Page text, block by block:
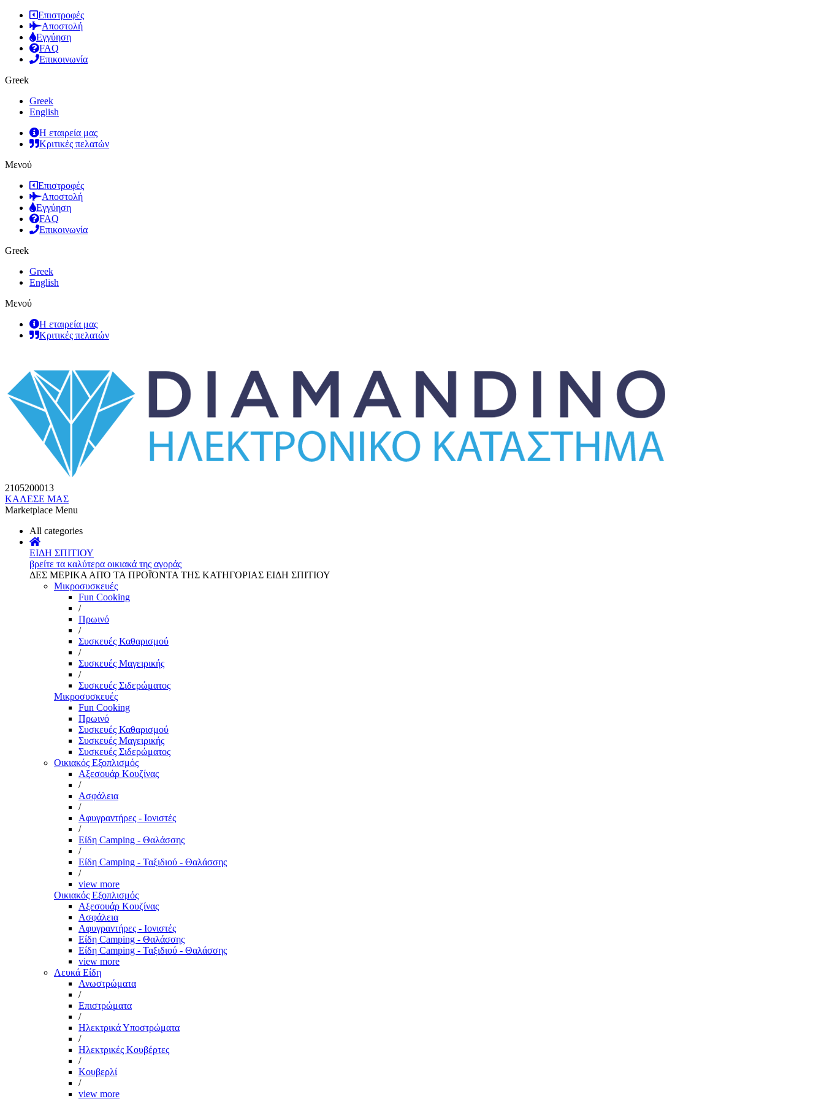
Επιστροφές
Αποστολή
Εγγύηση
FAQ
Επικοινωνία
Greek
Greek
English
Η εταιρεία μας
Κριτικές πελατών
Μενού
Επιστροφές
Αποστολή
Εγγύηση
FAQ
Επικοινωνία
Greek
Greek
English
Μενού
Η εταιρεία μας
Κριτικές πελατών
2105200013
ΚΑΛΕΣΕ ΜΑΣ
Marketplace Menu
All categories
ΕΙΔΗ ΣΠΙΤΙΟΥ
βρείτε τα καλύτερα οικιακά της αγοράς
ΔΕΣ ΜΕΡΙΚΑ ΑΠΌ ΤΑ ΠΡΟΪΌΝΤΑ ΤΗΣ ΚΑΤΗΓΟΡΙΑΣ ΕΙΔΗ ΣΠΙΤΙΟΥ
Μικροσυσκευές
Fun Cooking
/
Πρωινό
/
Συσκευές Καθαρισμού
/
Συσκευές Μαγειρικής
/
Συσκευές Σιδερώματος
Μικροσυσκευές
Fun Cooking
Πρωινό
Συσκευές Καθαρισμού
Συσκευές Μαγειρικής
Συσκευές Σιδερώματος
Οικιακός Εξοπλισμός
Αξεσουάρ Κουζίνας
/
Ασφάλεια
/
Αφυγραντήρες - Ιονιστές
/
Είδη Camping - Θαλάσσης
/
Είδη Camping - Ταξιδιού - Θαλάσσης
/
view more
Οικιακός Εξοπλισμός
Αξεσουάρ Κουζίνας
Ασφάλεια
Αφυγραντήρες - Ιονιστές
Είδη Camping - Θαλάσσης
Είδη Camping - Ταξιδιού - Θαλάσσης
view more
Λευκά Είδη
Ανωστρώματα
/
Επιστρώματα
/
Ηλεκτρικά Υποστρώματα
/
Ηλεκτρικές Κουβέρτες
/
Κουβερλί
/
view more